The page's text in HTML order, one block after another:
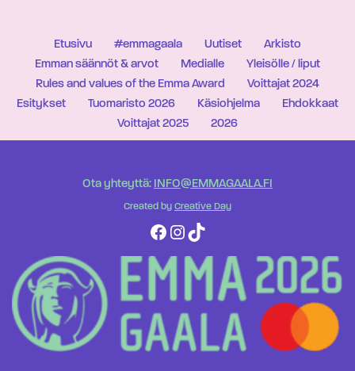
Etusivu #emmagaala Uutiset
Arkisto
Emman säännöt & arvot
Medialle
Yleisölle / liput
Rules and values of the Emma Award
Voittajat 2024
Esitykset
Tuomaristo 2026 Käsiohjelma
Ehdokkaat
Voittajat 2025
2026
Ota yhteyttä: INFO@EMMAGAALA.FI
Created by Creative Day